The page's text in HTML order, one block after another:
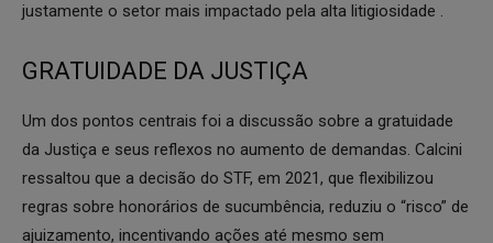
justamente o setor mais impactado pela alta litigiosidade .
GRATUIDADE DA JUSTIÇA
Um dos pontos centrais foi a discussão sobre a gratuidade
da Justiça e seus reflexos no aumento de demandas. Calcini
ressaltou que a decisão do STF, em 2021, que flexibilizou
regras sobre honorários de sucumbência, reduziu o “risco” de
ajuizamento, incentivando ações até mesmo sem